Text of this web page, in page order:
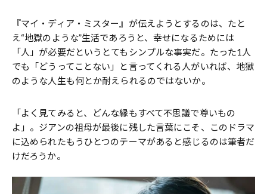
『マイ・ディア・ミスター』が伝えようとするのは、たと
え“地獄のような”生活であろうと、幸せになるためには
「人」が必要だというとてもシンプルな事実だ。たった1人
でも「どうってことない」と言ってくれる人がいれば、地獄
のような人生も何とか耐えられるのではないか。
「よく見てみると、どんな縁もすべて不思議で尊いもの
よ」。ジアンの祖母が最後に残した言葉にこそ、このドラマ
に込められたもうひとつのテーマがあると感じるのは筆者だ
けだろうか。